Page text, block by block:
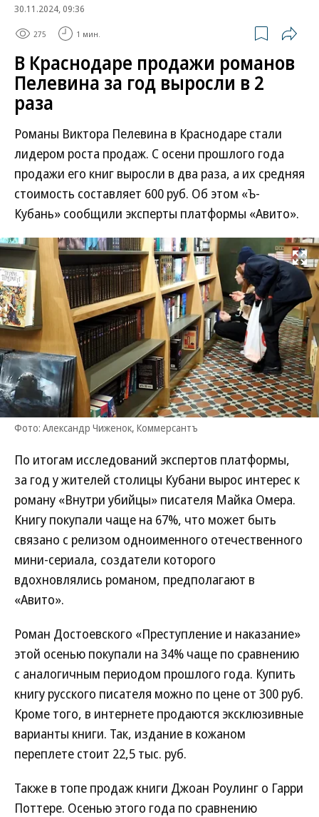
30.11.2024, 09:36
275 1 мин.
В Краснодаре продажи романов
Пелевина за год выросли в 2
раза
Романы Виктора Пелевина в Краснодаре стали
лидером роста продаж. С осени прошлого года
продажи его книг выросли в два раза, а их средняя
стоимость составляет 600 руб. Об этом «Ъ-
Кубань» сообщили эксперты платформы «Авито».
Развернуть
Фото: Александр Чиженок, Коммерсантъ
По итогам исследований экспертов платформы,
за год у жителей столицы Кубани вырос интерес к
роману «Внутри убийцы» писателя Майка Омера.
Книгу покупали чаще на 67%, что может быть
связано с релизом одноименного отечественного
мини-сериала, создатели которого
вдохновлялись романом, предполагают в
«Авито».
Роман Достоевского «Преступление и наказание»
этой осенью покупали на 34% чаще по сравнению
с аналогичным периодом прошлого года. Купить
книгу русского писателя можно по цене от 300 руб.
Кроме того, в интернете продаются эксклюзивные
варианты книги. Так, издание в кожаном
переплете стоит 22,5 тыс. руб.
Также в топе продаж книги Джоан Роулинг о Гарри
Поттере. Осенью этого года по сравнению